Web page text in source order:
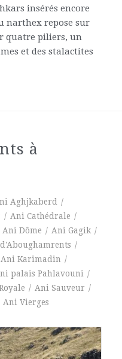
insérés encore
narthex repose sur
quatre piliers, un
et des stalactites
à
Aghjkaberd
/
/ Ani Cathédrale /
Ani Dôme / Ani Gagik /
/
Ani Karimadin /
palais Pahlavouni /
/ Ani Sauveur /
Ani Vierges